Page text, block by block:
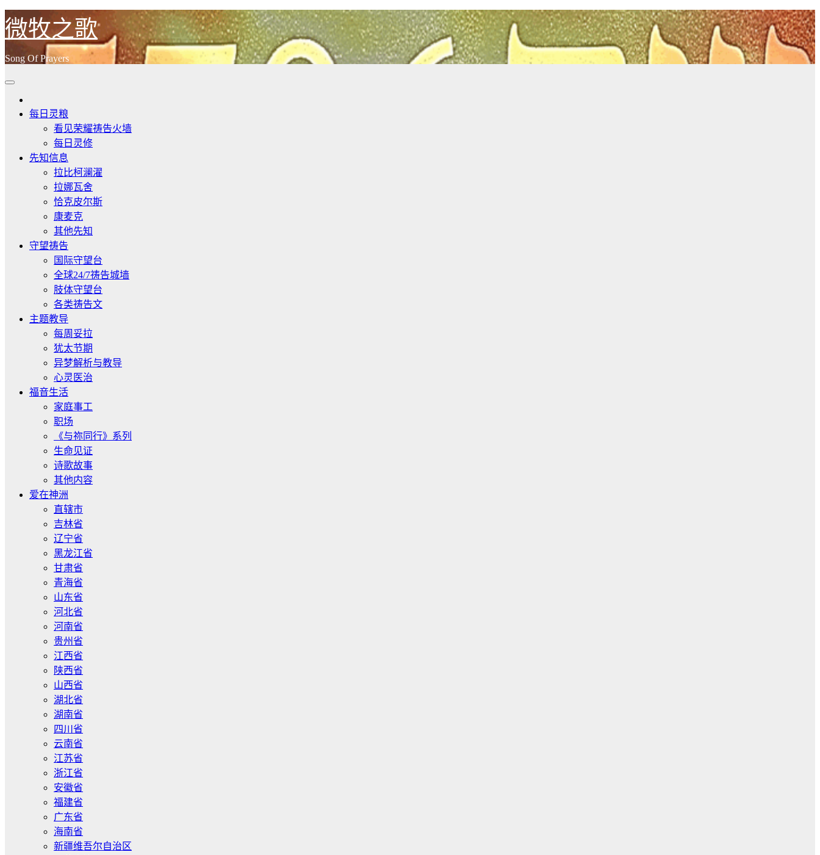
跳
至
容
微牧之歌
Song Of Prayers
每日灵粮
看见荣耀祷告火墙
每日灵修
先知信息
拉比柯澜濯
拉娜瓦舍
恰克皮尔斯
康麦克
其他先知
守望祷告
国际守望台
全球24/7祷告城墙
肢体守望台
各类祷告文
主题教导
每周妥拉
犹太节期
异梦解析与教导
心灵医治
福音生活
家庭事工
职场
《与祢同行》系列
生命见证
诗歌故事
其他内容
爱在神洲
直辖市
吉林省
辽宁省
黑龙江省
甘肃省
青海省
山东省
河北省
河南省
贵州省
江西省
陕西省
山西省
湖北省
湖南省
四川省
云南省
江苏省
浙江省
安徽省
福建省
广东省
海南省
新疆维吾尔自治区